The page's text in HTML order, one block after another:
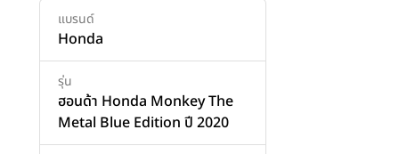
แบรนด์
Honda
รุ่น
ฮอนด้า Honda Monkey The
Metal Blue Edition ปี 2020